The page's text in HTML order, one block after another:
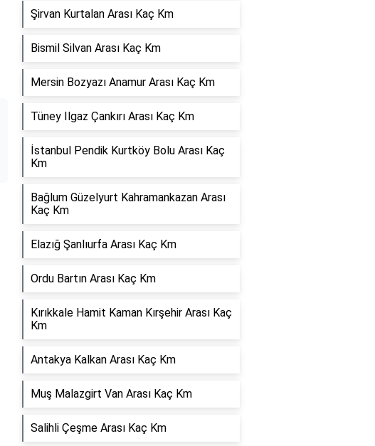
Şirvan Kurtalan Arası Kaç Km
Bismil Silvan Arası Kaç Km
Mersin Bozyazı Anamur Arası Kaç Km
Tüney Ilgaz Çankırı Arası Kaç Km
İstanbul Pendik Kurtköy Bolu Arası Kaç
Km
Bağlum Güzelyurt Kahramankazan Arası
Kaç Km
Elazığ Şanlıurfa Arası Kaç Km
Ordu Bartın Arası Kaç Km
Kırıkkale Hamit Kaman Kırşehir Arası Kaç
Km
Antakya Kalkan Arası Kaç Km
Muş Malazgirt Van Arası Kaç Km
Salihli Çeşme Arası Kaç Km